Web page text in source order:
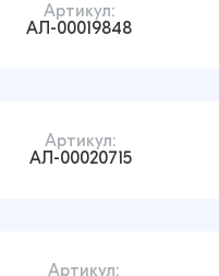
Артикул:
АЛ-00019848
Артикул:
АЛ-00020715
Артикул: